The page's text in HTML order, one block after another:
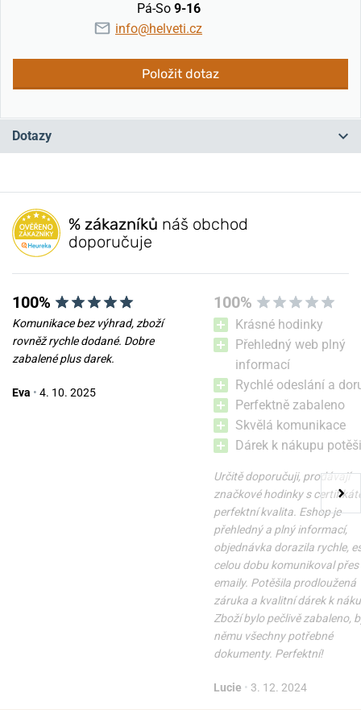
Pá-So 9-16
info@helveti.cz
Položit dotaz
Dotazy
Máte otázku? Zanechte nám komentář
Přidat dotaz
% zákazníků náš obchod
doporučuje
100%
Komunikace bez výhrad, zboží
rovněž rychle dodané. Dobre
zabalené plus darek.
Eva • 4. 10. 2025
100%
Krásné hodinky
Přehledný web plný
informací
Rychlé odeslání a
Perfektně zabaleno
Skvělá komunikace
Dárek k nákupu
Určitě doporučuji, prodávají
značkové hodinky s
perfektní kvalita. Eshop je
přehledný a plný informací,
objednávka dorazila rychle,
celou dobu komunikoval přes
emaily. Potěšila prodloužená
záruka a kvalitní dárek k
Zboží bylo pečlivě zabaleno,
němu všechny potřebné
dokumenty. Perfektní!
Lucie • 3. 12. 2024